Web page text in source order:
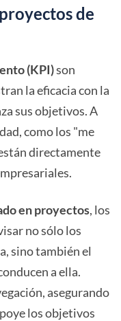
de
(KPI)son
la eficacia con la
sus objetivos. A
como los "me
directamente
en proyectos, los
no sólo los
sino también el
a ella.
asegurando
los objetivos